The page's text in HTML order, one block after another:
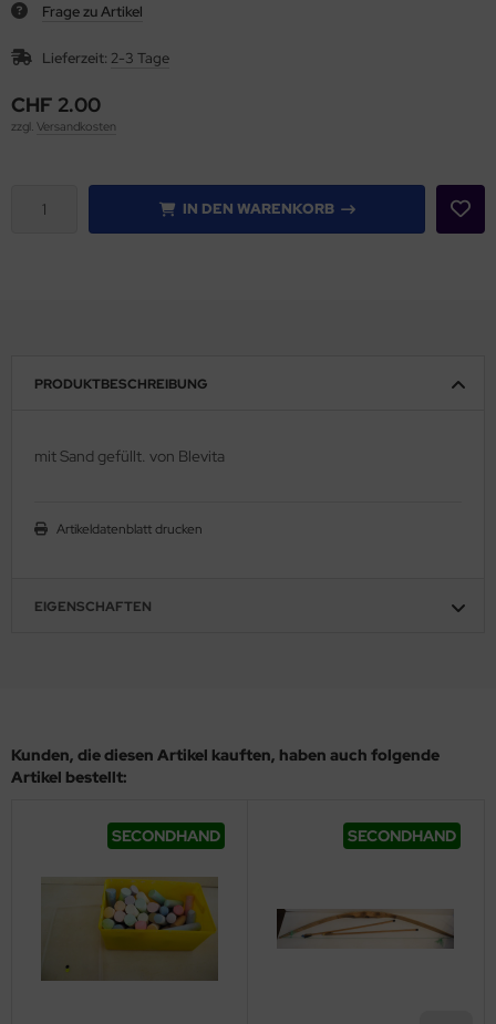
Frage zu Artikel
Lieferzeit: 2-3 Tage
CHF 2.00
zzgl. Versandkosten
IN DEN WARENKORB
PRODUKTBESCHREIBUNG
mit Sand gefüllt. von Blevita
Artikeldatenblatt drucken
EIGENSCHAFTEN
Kunden, die diesen Artikel kauften, haben auch folgende
Artikel bestellt:
SECONDHAND SECONDHAND